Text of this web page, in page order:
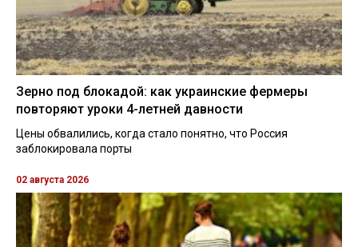
Зерно под блокадой: как украинские фермеры
повторяют уроки 4-летней давности
Цены обвалились, когда стало понятно, что Россия
заблокировала порты
02 августа 2026